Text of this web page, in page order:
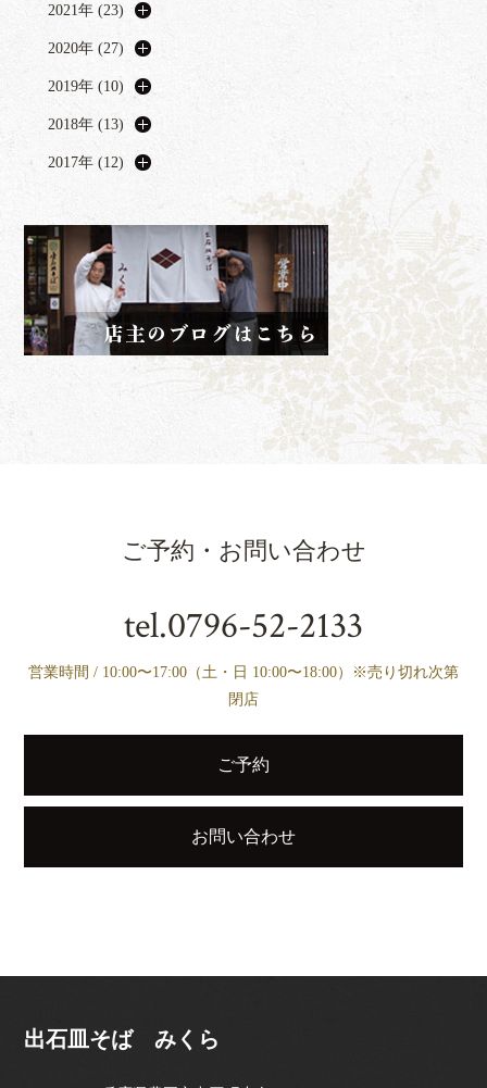
2021年 (23)
2020年 (27)
2019年 (10)
2018年 (13)
2017年 (12)
ご予約・お問い合わせ
tel.0796-52-2133
営業時間 / 10:00〜17:00（土・日 10:00〜18:00）※売り切れ次第
閉店
ご予約
お問い合わせ
出石皿そば みくら